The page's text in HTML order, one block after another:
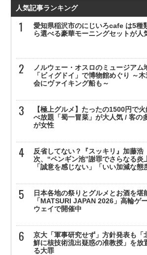
人気記事ランキング
愛知県稲沢市のにじいろcafe は5種
ら選べる豪華モーニングセットが人
ノルウェー・オスロのミュージアム
「ビィグドイ」で博物館めぐり ～
会にヴァイキング船も～
【極上グルメ】たったの1500円で
べ放題「蜀一冒菜」が大人気 / 客の
が女性
反省してない？『スッキリ』加藤浩
次、“ペンギン池”謝罪でさらなる炎
「誠意を感じない」「いい加減な態
日本各地の祭りとグルメとお酒を堪
「MATSURI JAPAN 2026」高輪ゲ
ウェイで開催中
京大「軍事研究せず」方針発表も「
鮮に核技術流出疑惑の准教授」を放
る大罪